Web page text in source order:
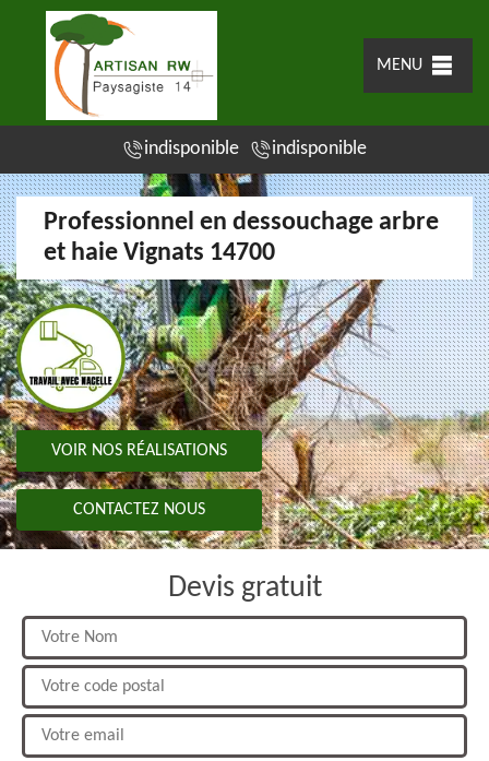
MENU
indisponible indisponible
Professionnel en dessouchage arbre
et haie Vignats 14700
VOIR NOS RÉALISATIONS
CONTACTEZ NOUS
Devis gratuit